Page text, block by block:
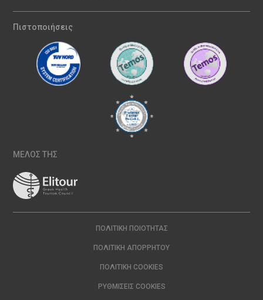
Πιστοποιήσεις
ΜΕΛΟΣ ΤΗΣ
ΠΟΛΙΤΙΚΉ ΠΟΙΌΤΗΤΑΣ
ΠΟΛΙΤΙΚΉ ΑΠΟΡΡΉΤΟΥ
ΠΟΛΙΤΙΚΉ COOKIES
ΡΥΘΜΊΣΕΙΣ COOKIES